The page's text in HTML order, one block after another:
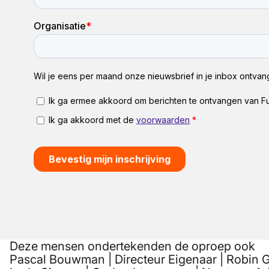
Deze mensen ondertekenden de oproep ook
Pascal Bouwman | Directeur Eigenaar | Robin